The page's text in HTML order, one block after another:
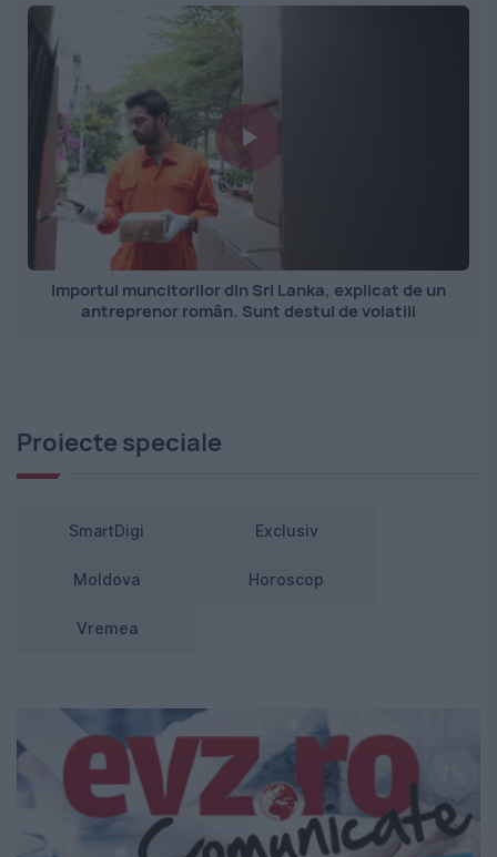
Importul muncitorilor din Sri Lanka, explicat de un
antreprenor român. Sunt destul de volatili
Proiecte speciale
SmartDigi Exclusiv
Moldova Horoscop
Vremea